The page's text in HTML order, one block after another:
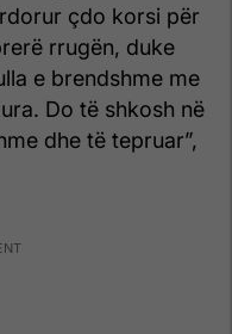
çdo korsi për
rrugën, duke
e brendshme me
Do të shkosh në
dhe të tepruar”,